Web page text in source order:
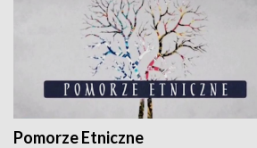
Pomorze Etniczne